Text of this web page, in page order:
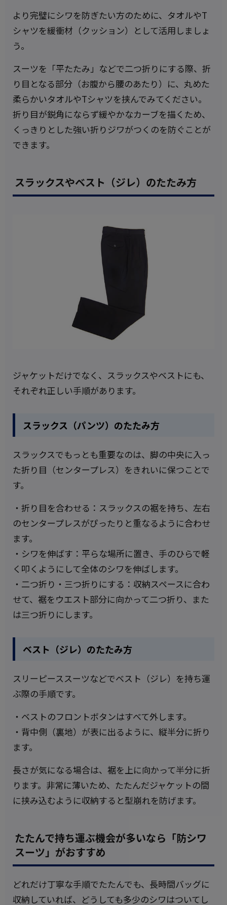
より完璧にシワを防ぎたい方のために、タオルやT
シャツを緩衝材（クッション）として活用しましょ
う。
スーツを「平たたみ」などで二つ折りにする際、折
り目となる部分（お腹から腰のあたり）に、丸めた
柔らかいタオルやTシャツを挟んでみてください。
折り目が鋭角にならず緩やかなカーブを描くため、
くっきりとした強い折りジワがつくのを防ぐことが
できます。
スラックスやベスト（ジレ）のたたみ方
ジャケットだけでなく、スラックスやベストにも、
それぞれ正しい手順があります。
スラックス（パンツ）のたたみ方
スラックスでもっとも重要なのは、脚の中央に入っ
た折り目（センタープレス）をきれいに保つことで
す。
・折り目を合わせる：スラックスの裾を持ち、左右
のセンタープレスがぴったりと重なるように合わせ
ます。
・シワを伸ばす：平らな場所に置き、手のひらで軽
く叩くようにして全体のシワを伸ばします。
・二つ折り・三つ折りにする：収納スペースに合わ
せて、裾をウエスト部分に向かって二つ折り、また
は三つ折りにします。
ベスト（ジレ）のたたみ方
スリーピーススーツなどでベスト（ジレ）を持ち運
ぶ際の手順です。
・ベストのフロントボタンはすべて外します。
・背中側（裏地）が表に出るように、縦半分に折り
ます。
長さが気になる場合は、裾を上に向かって半分に折
ります。非常に薄いため、たたんだジャケットの間
に挟み込むように収納すると型崩れを防げます。
たたんで持ち運ぶ機会が多いなら「防シワ
スーツ」がおすすめ
どれだけ丁寧な手順でたたんでも、長時間バッグに
収納していれば、どうしても多少のシワはついてし